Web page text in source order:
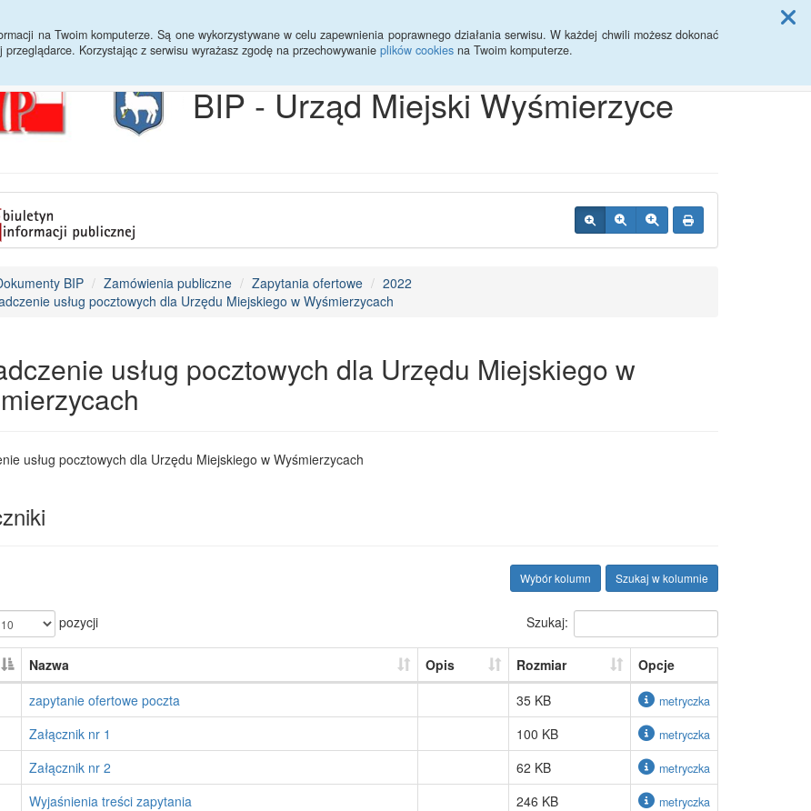
na Twoim komputerze. Są one wykorzystywane w celu zapewnienia poprawnego działania serwisu. W każdej chwili możesz dokonać
Korzystając z serwisu wyrażasz zgodę na przechowywanie plików cookies na Twoim komputerze.
Przycisk wyszukaj duży
BIP - Urząd Miejski Wyśmierzyce
BIP Zamówienia publiczne Zapytania ofertowe
2022
usług pocztowych dla Urzędu Miejskiego w Wyśmierzycach
usług pocztowych dla Urzędu Miejskiego w
usług pocztowych dla Urzędu Miejskiego w Wyśmierzycach
Szukaj w kolumnie
Wybór kolumn
pozycji Szukaj:
Nazwa Opis Rozmiar
Opcje
zapytanie ofertowe poczta 35 KB metryczka
Załącznik nr 1 100 KB metryczka
Załącznik nr 2 62 KB metryczka
Wyjaśnienia treści zapytania 246 KB metryczka